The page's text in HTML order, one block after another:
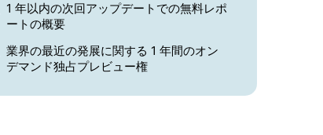
1 年以内の次回アップデートでの無料レポ
ートの概要
業界の最近の発展に関する 1 年間のオン
デマンド独占プレビュー権